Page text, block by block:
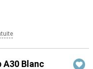
A30 Blanc